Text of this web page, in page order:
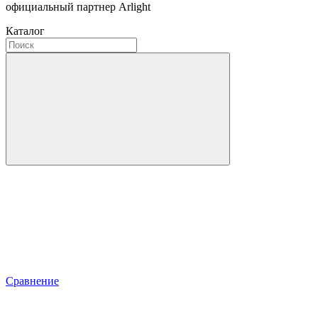
официальный партнер Arlight
Каталог
Сравнение